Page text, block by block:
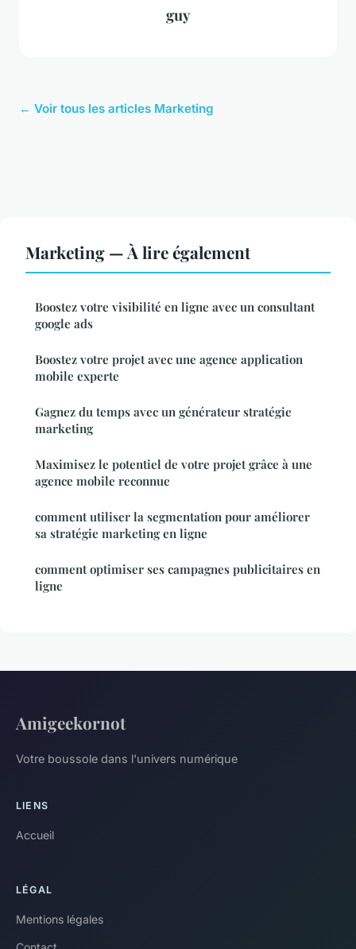
guy
← Voir tous les articles Marketing
Marketing — À lire également
Boostez votre visibilité en ligne avec un consultant
google ads
Boostez votre projet avec une agence application
mobile experte
Gagnez du temps avec un générateur stratégie
marketing
Maximisez le potentiel de votre projet grâce à une
agence mobile reconnue
comment utiliser la segmentation pour améliorer
sa stratégie marketing en ligne
comment optimiser ses campagnes publicitaires en
ligne
Amigeekornot
Votre boussole dans l'univers numérique
LIENS
Accueil
LÉGAL
Mentions légales